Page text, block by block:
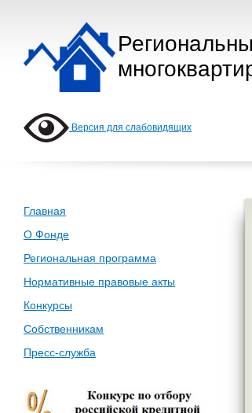
Версия для слабовидящих
Главная
О Фонде
Региональная программа
Нормативные правовые акты
Конкурсы
Собственникам
Пресс-служба